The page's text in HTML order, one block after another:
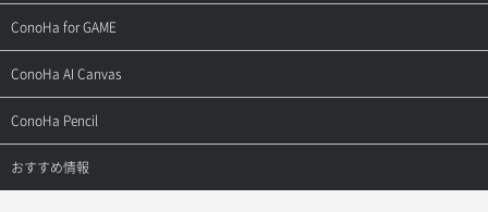
用語集
お問い合わせ
お乗り換えガイド
よくある質問
ご利用ガイド
APIドキュメントVPS2.0
APIドキュメントVPS3.0
サポートトップ
ご利用ガイド
APIドキュメントVPS2.0
APIドキュメントVPS3.0
ConoHa for GAME
サポートトップ
ご利用ガイド
ConoHa AI Canvas
サポートトップ
ご利用ガイド
ConoHa Pencil
サポートトップ
おすすめ情報